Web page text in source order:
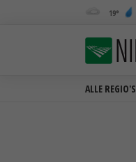
19
ALLE REGIO'S